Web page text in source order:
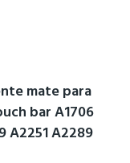
mate para
bar A1706
A2251 A2289